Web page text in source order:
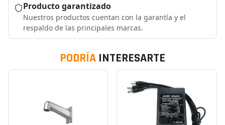
Producto garantizado
Nuestros productos cuentan con la garantía y el
respaldo de las principales marcas.
PODRÍA INTERESARTE